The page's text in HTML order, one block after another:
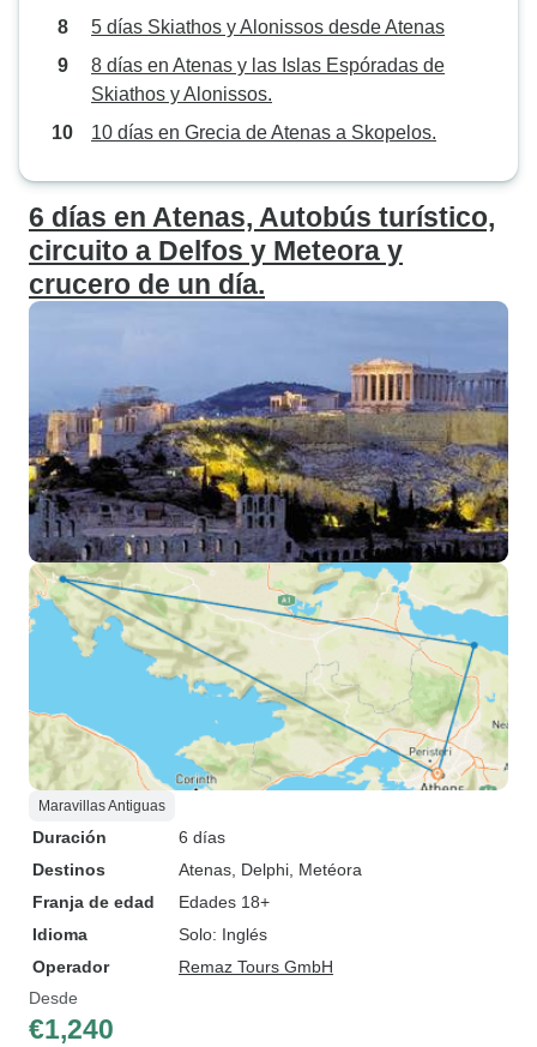
5 días Skiathos y Alonissos desde Atenas
8 días en Atenas y las Islas Espóradas de
Skiathos y Alonissos.
10 días en Grecia de Atenas a Skopelos.
6 días en Atenas, Autobús turístico,
circuito a Delfos y Meteora y
crucero de un día.
Maravillas Antiguas
Duración
6 días
Destinos
Atenas , Delphi , Metéora
Franja de edad
Edades 18+
Idioma
Solo: Inglés
Operador
Remaz Tours GmbH
Desde
€1,240